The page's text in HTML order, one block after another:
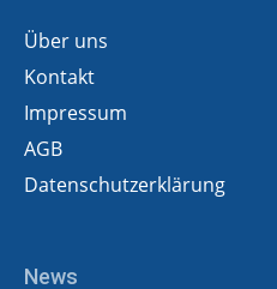
Über uns
Kontakt
Impressum
AGB
Datenschutzerklärung
News